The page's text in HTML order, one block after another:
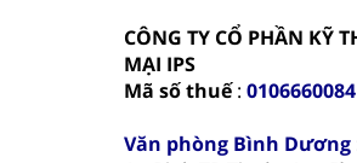
CÔNG TY CỔ PHẦN KỸ
MẠI IPS
Mã số thuế: 0106660084
Văn phòng Bình Dương